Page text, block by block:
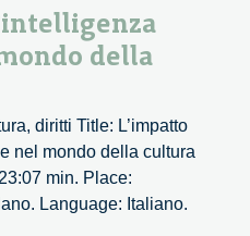
della
diritti Title: L’impatto
nel mondo della cultura
min. Place:
Language: Italiano.